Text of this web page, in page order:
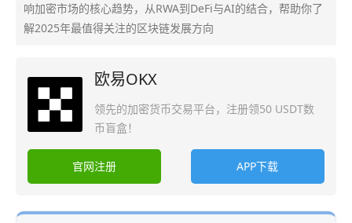
响加密市场的核心趋势，从RWA到DeFi与AI的结合，帮助你了
解2025年最值得关注的区块链发展方向
欧易OKX
领先的加密货币交易平台，注册领50 USDT数
币盲盒！
官网注册 APP下载